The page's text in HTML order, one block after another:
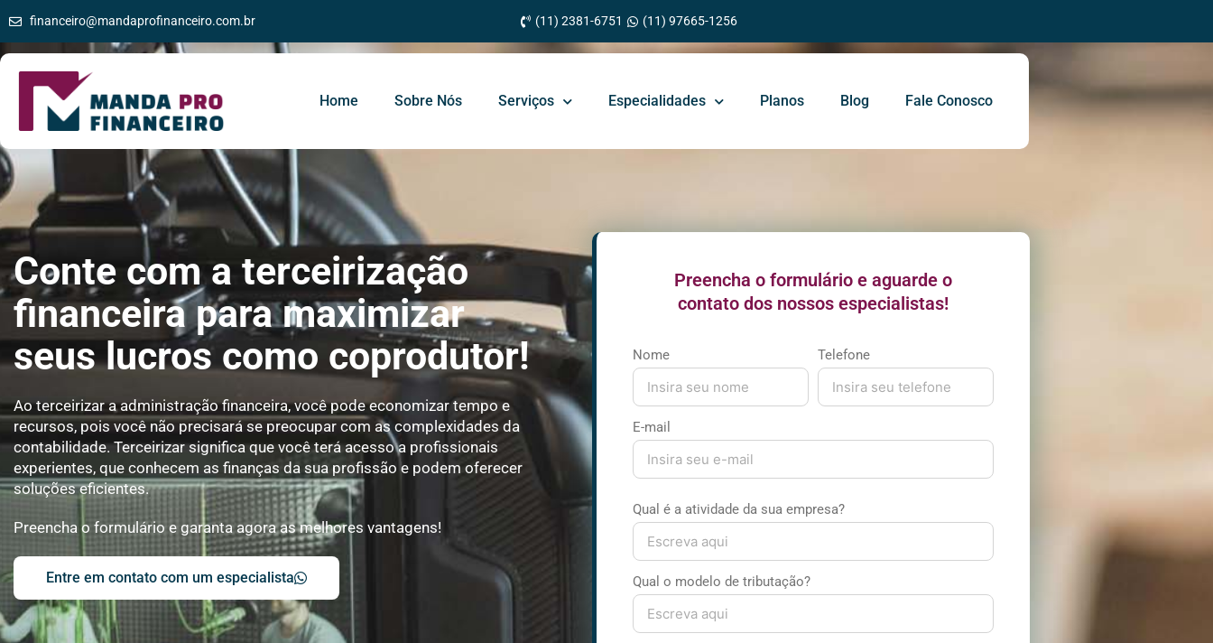
financeiro@mandaprofinanceiro.com.br (11) 2381-6751 (11) 97665-1256
Home Sobre Nós Serviços Especialidades Planos Blog Fale Conosco
Conte com a terceirização
financeira para maximizar
seus lucros como coprodutor!
Ao terceirizar a administração financeira, você pode economizar tempo e
recursos, pois você não precisará se preocupar com as complexidades da
contabilidade. Terceirizar significa que você terá acesso a profissionais
experientes, que conhecem as finanças da sua profissão e podem oferecer
soluções eficientes.
Preencha o formulário e garanta agora as melhores vantagens!
Entre em contato com um especialista
Preencha o formulário e aguarde o
contato dos nossos especialistas!
Nome Telefone
E-mail
Qual é a atividade da sua empresa?
Qual o modelo de tributação?